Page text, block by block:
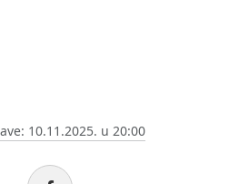
10.11.2025. u 20:00